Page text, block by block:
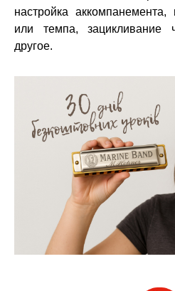
настройка аккомпанемента,
или темпа, зацикливание
другое.